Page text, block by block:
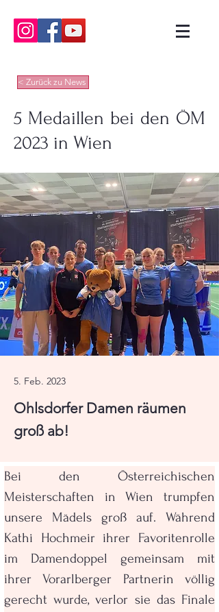
< Zurück zu News
5 Medaillen bei den ÖM
2023 in Wien
5. Feb. 2023
Ohlsdorfer Damen räumen
groß ab!
Bei den Österreichischen
Meisterschaften in Wien trumpfen
unsere Mädels groß auf. Während
Kathi Hochmeir ihrer Favoritenrolle
im Damendoppel gemeinsam mit
ihrer Vorarlberger Partnerin völlig
gerecht wurde, verlor sie das Finale